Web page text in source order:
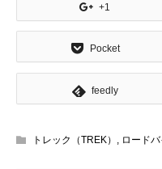
+1
Pocket
feedly
トレック（TREK） ロード